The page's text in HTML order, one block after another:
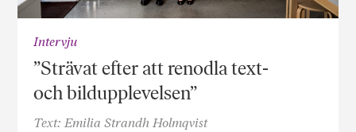
Intervju
”Strävat efter att renodla text-
och bildupplevelsen”
Text: Emilia Strandh Holmqvist